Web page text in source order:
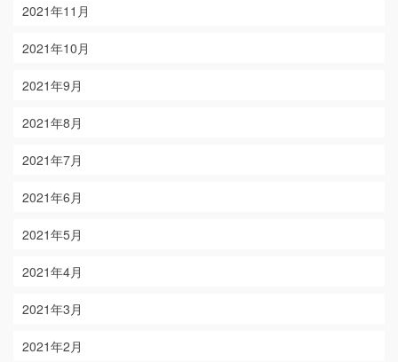
2021年11月
2021年10月
2021年9月
2021年8月
2021年7月
2021年6月
2021年5月
2021年4月
2021年3月
2021年2月